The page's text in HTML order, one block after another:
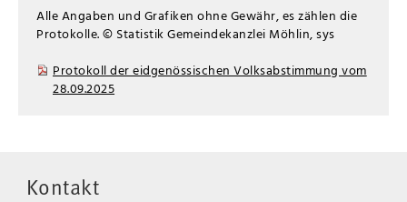
Alle Angaben und Grafiken ohne Gewähr, es zählen die
Protokolle. © Statistik Gemeindekanzlei Möhlin, sys
Protokoll der eidgenössischen Volksabstimmung vom
28.09.2025
Kontakt